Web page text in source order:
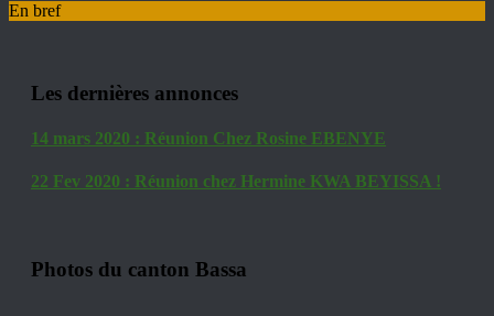
En bref
Les dernières annonces
14 mars 2020 : Réunion Chez Rosine EBENYE
22 Fev 2020 : Réunion chez Hermine KWA BEYISSA !
Photos du canton Bassa